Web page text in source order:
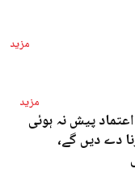
مزید
مزید
پیش نہ ہوئی
دے دیں گے،